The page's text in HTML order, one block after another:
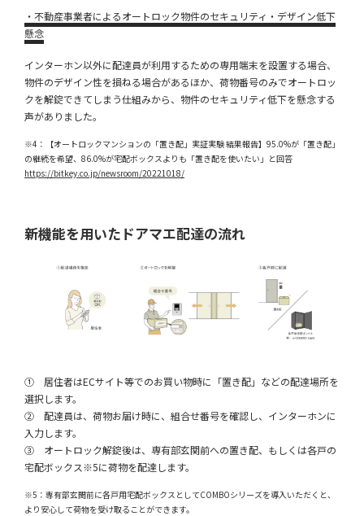
・不動産事業者によるオートロック物件のセキュリティ・デザイン低下
懸念
インターホン以外に配達員が利用するための専用端末を設置する場合、
物件のデザイン性を損ねる場合があるほか、荷物番号のみでオートロッ
クを解錠できてしまう仕組みから、物件のセキュリティ低下を懸念する
声がありました。
※4：【オートロックマンションの「置き配」実証実験 結果報告】95.0%が「置き配」
の継続を希望、86.0%が宅配ボックスよりも「置き配を使いたい」と回答
https://bitkey.co.jp/newsroom/20221018/
新機能を用いたドアマエ配達の流れ
① 居住者はECサイト等でのお買い物時に「置き配」などの配達場所を
選択します。
② 配達員は、荷物お届け時に、組合せ番号を確認し、インターホンに
入力します。
③ オートロック解錠後は、専有部玄関前への置き配、もしくは各戸の
宅配ボックス※5に荷物を配達します。
※5：専有部玄関前に各戸用宅配ボックスとしてCOMBOシリーズを導入いただくと、
より安心して荷物を受け取ることができます。